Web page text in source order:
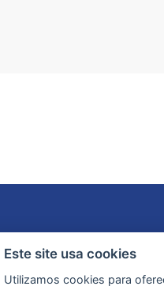
em fevereiro de
Este site usa cookies
Utilizamos cookies para